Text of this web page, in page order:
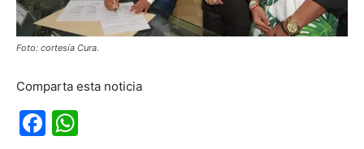
Foto: cortesía Cura.
Comparta esta noticia
Facebook